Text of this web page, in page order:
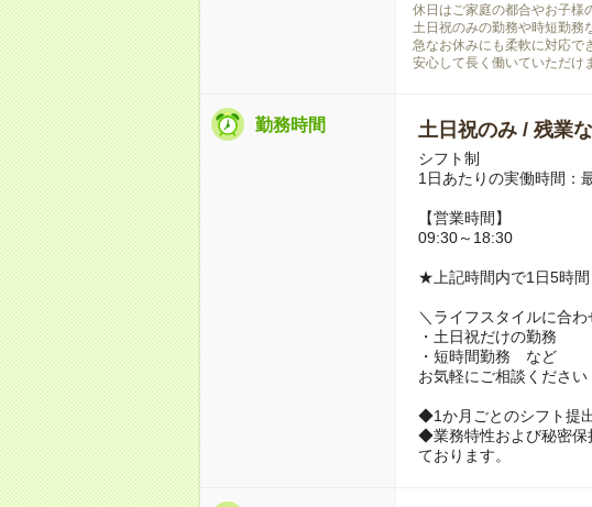
休日はご家庭の都合やお子様
土日祝のみの勤務や時短勤務
急なお休みにも柔軟に対応で
安心して長く働いていただけ
勤務時間 土日祝のみ / 残業
シフト制
1日あたりの実働時間：
【営業時間】
09:30～18:30
★上記時間内で1日5時間
＼ライフスタイルに合
・土日祝だけの勤務
・短時間勤務 など
お気軽にご相談ください
◆1か月ごとのシフト提
◆業務特性および秘密保
ております。